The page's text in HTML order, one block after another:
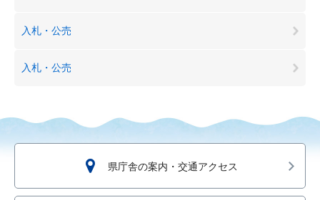
入札・公売
入札・公売
県庁舎の案内・交通アクセス